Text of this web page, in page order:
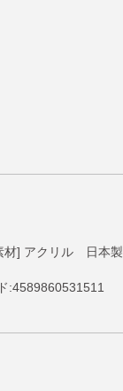
材] アクリル 日本製
:4589860531511